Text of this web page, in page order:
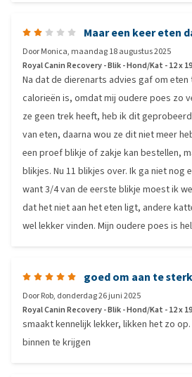
Maar een keer eten
DoorMonica, maandag 18 augustus 2025
Royal Canin Recovery - Blik - Hond/Kat - 12 x
Na dat de dierenarts advies gaf om
calorieën is, omdat mij oudere poes zo
ze geen trek heeft, heb ik dit
van eten, daarna wou ze dit niet meer
een proef blikje of zakje kan bestellen,
blikjes. Nu 11 blikjes over. Ik ga niet nog
want 3/4 van de eerste blikje moest ik
dat het niet aan het eten ligt, andere
wel lekker vinden. Mijn oudere poes is
goed om aan te
DoorRob, donderdag 26 juni 2025
Royal Canin Recovery - Blik - Hond/Kat - 12 x
smaakt kennelijk lekker, likken het zo
binnen te krijgen